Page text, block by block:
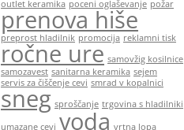
outlet keramika poceni oglaševanje požar
prenova hiše
preprost hladilnik promocija reklamni tisk
ročne ure samovžig kosilnice
samozavest sanitarna keramika sejem
servis za čiščenje cevi smrad v kopalnici
sneg sproščanje trgovina s hladilniki
umazane cevi voda vrtna lopa